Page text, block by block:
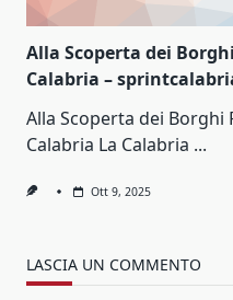
Alla Scoperta dei
Calabria –
Alla Scoperta dei Borghi
Calabria La Calabria ...
Ott 9, 2025
LASCIA UN COMMENTO